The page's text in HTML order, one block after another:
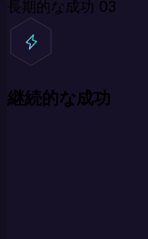
長期的な成功 03
継続的な成功